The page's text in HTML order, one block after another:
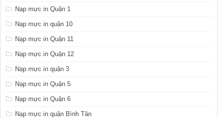
Nạp mực in Quận 1
Nạp mực in quận 10
Nạp mực in Quận 11
Nạp mực in Quận 12
Nạp mực in quận 3
Nạp mực in Quận 5
Nạp mực in Quận 6
Nạp mực in quận Bình Tân